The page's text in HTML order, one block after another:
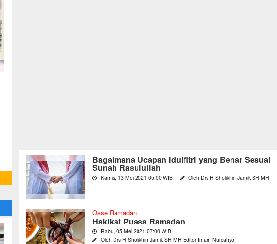
Bagaimana Ucapan Idulfitri yang Benar Sesuai
Sunah Rasulullah
Kamis, 13 Mei 2021 05:00 WIB Oleh Drs H Sholikhin Jamik SH MH
Oase Ramadan
Hakikat Puasa Ramadan
Rabu, 05 Mei 2021 07:00 WIB
Oleh Drs H Sholikhin Jamik SH MH Editor Imam Nurcahyo